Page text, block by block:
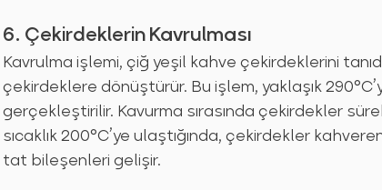
6. Çekirdeklerin Kavrulması
Kavrulma işlemi, çiğ yeşil kahve çekirdeklerini
çekirdeklere dönüştürür. Bu işlem, yaklaşık
gerçekleştirilir. Kavurma sırasında çekirdekler
sıcaklık 200°C’ye ulaştığında, çekirdekler
tat bileşenleri gelişir.